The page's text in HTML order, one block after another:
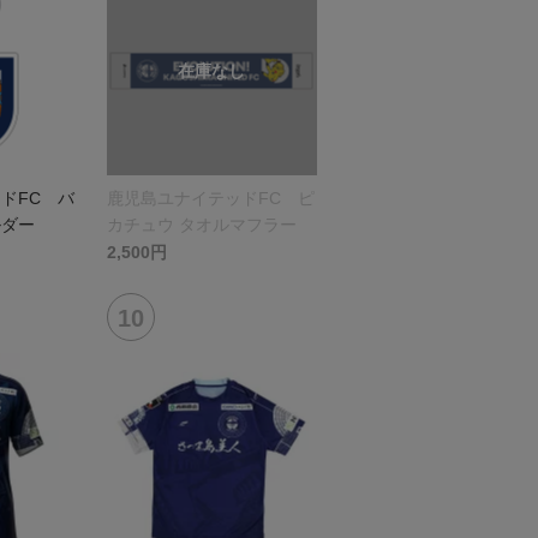
ドFC バ
ー
鹿児島ユナイテッドFC ピ
カチュウ タオルマフラー
2,500円